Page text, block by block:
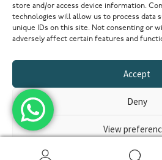
store and/or access device information.
technologies will allow us to process data
unique IDs on this site. Not consenting or
adversely affect certain features and
Accept
Deny
View
Privacyverklaring
Login / Register
Probeer nu
© 2021 Studioproud. All rights reserved.
Powered by